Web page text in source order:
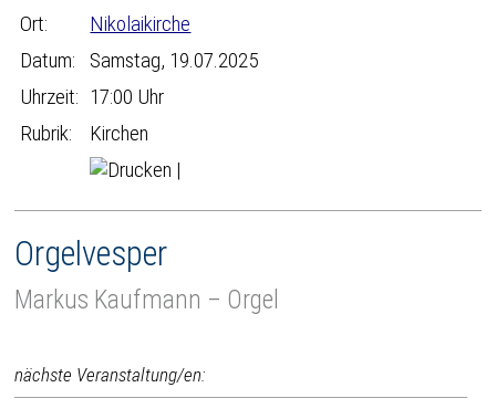
Ort:
Nikolaikirche
Datum:
Samstag, 19.07.2025
Uhrzeit: 17:00 Uhr
Rubrik:
Kirchen
|
Orgelvesper
Markus Kaufmann – Orgel
nächste Veranstaltung/en: